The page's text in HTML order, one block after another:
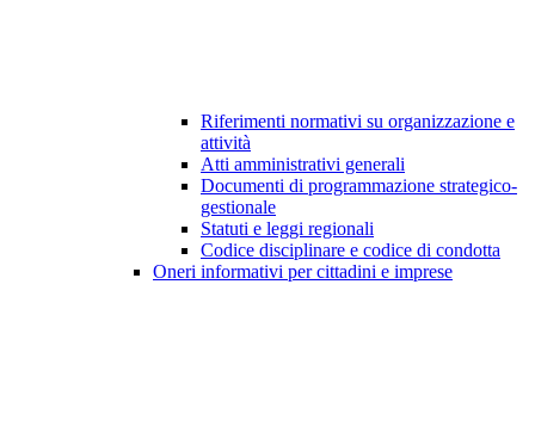
Riferimenti normativi su organizzazione e
attività
Atti amministrativi generali
Documenti di programmazione strategico-
gestionale
Statuti e leggi regionali
Codice disciplinare e codice di condotta
Oneri informativi per cittadini e imprese